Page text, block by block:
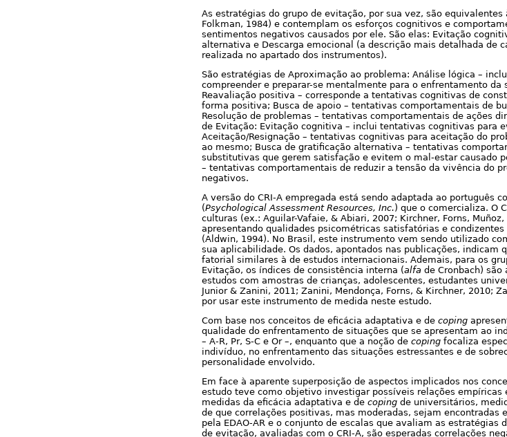
As estratégias do grupo de evitação, por sua vez, são equivalentes
Folkman, 1984) e contemplam os esforços cognitivos e
sentimentos negativos causados por ele. São elas: Evitação
alternativa e Descarga emocional (a descrição mais detalhada de
realizada no apartado dos instrumentos).
São estratégias de Aproximação ao problema: Análise lógica –
compreender e preparar-se mentalmente para o enfrentamento da
Reavaliação positiva – corresponde a tentativas cognitivas de
forma positiva; Busca de apoio – tentativas comportamentais de
Resolução de problemas – tentativas comportamentais de ações
de Evitação: Evitação cognitiva – inclui tentativas cognitivas para
Aceitação/Resignação – tentativas cognitivas para aceitação do
ao mesmo; Busca de gratificação alternativa – tentativas
substitutivas que gerem satisfação e evitem o mal-estar causado
– tentativas comportamentais de reduzir a tensão da vivência do
negativos.
A versão do CRI-A empregada está sendo adaptada ao português
(Psychological Assessment Resources, Inc.) que o comercializa. O
culturas (ex.: Aguilar-Vafaie, & Abiari, 2007; Kirchner, Forns,
apresentando qualidades psicométricas satisfatórias e
(Aldwin, 1994). No Brasil, este instrumento vem sendo utilizado
sua aplicabilidade. Os dados, apontados nas publicações,
fatorial similares à de estudos internacionais. Ademais, para os
Evitação, os índices de consistência interna (alfa de Cronbach) são
estudos com amostras de crianças, adolescentes, estudantes
Junior & Zanini, 2011; Zanini, Mendonça, Forns, & Kirchner, 2010;
por usar este instrumento de medida neste estudo.
Com base nos conceitos de eficácia adaptativa e de coping
qualidade do enfrentamento de situações que se apresentam ao
– A-R, Pr, S-C e Or –, enquanto que a noção de coping focaliza
indivíduo, no enfrentamento das situações estressantes e de
personalidade envolvido.
Em face à aparente superposição de aspectos implicados nos
estudo teve como objetivo investigar possíveis relações
medidas da eficácia adaptativa e de coping de universitários,
de que correlações positivas, mas moderadas, sejam
pela EDAO-AR e o conjunto de escalas que avaliam as estratégias
de evitação, avaliadas com o CRI-A, são esperadas correlações